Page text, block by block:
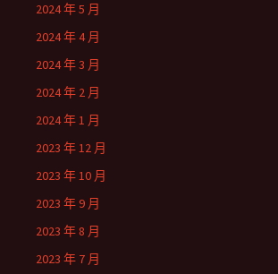
2024 年 5 月
2024 年 4 月
2024 年 3 月
2024 年 2 月
2024 年 1 月
2023 年 12 月
2023 年 10 月
2023 年 9 月
2023 年 8 月
2023 年 7 月